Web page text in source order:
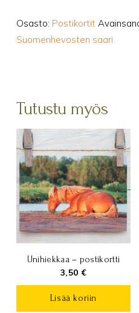
Osasto: Postikortit
Suomenhevosten saari
Tutustu myös
Unihiekkaa – postikortti
3,50 €
Lisää koriin